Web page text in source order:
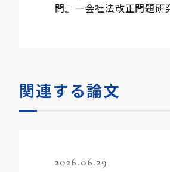
問』―会社法改正問題研
関連する論文
2026.06.29